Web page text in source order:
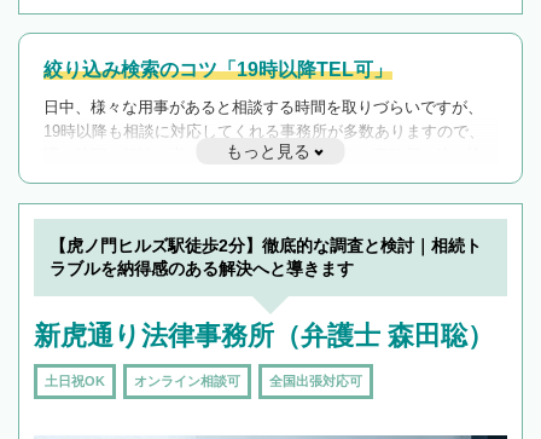
絞り込み検索のコツ「19時以降TEL可」
日中、様々な用事があると相談する時間を取りづらいですが、
19時以降も相談に対応してくれる事務所が多数ありますので、
遅い時間の相談が増えそうな場合はそのような事務所に絞り込
んで検索してみましょう。
19時以降TEL可の条件
を加えて再検索
もっと見る
【虎ノ門ヒルズ駅徒歩2分】徹底的な調査と検討｜相続ト
ラブルを納得感のある解決へと導きます
新虎通り法律事務所（弁護士 森田聡）
土日祝OK オンライン相談可 全国出張対応可